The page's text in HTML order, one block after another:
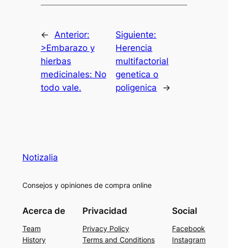
← Anterior:
>Embarazo y
hierbas
medicinales: No
todo vale.
Siguiente:
Herencia
multifactorial
genetica o
poligenica
→
Notizalia
Consejos y opiniones de compra online
Acerca de
Team
History
Privacidad
Privacy Policy
Terms and Conditions
Social
Facebook
Instagram